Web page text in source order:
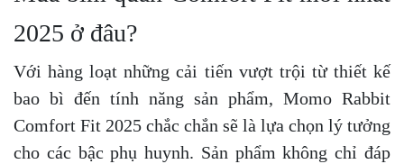
2025 ở đâu?
Với hàng loạt những cải tiến vượt trội từ thiết kế
bao bì đến tính năng sản phẩm, Momo Rabbit
Comfort Fit 2025 chắc chắn sẽ là lựa chọn lý tưởng
cho các bậc phụ huynh. Sản phẩm không chỉ đáp